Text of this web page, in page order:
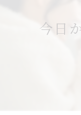
今日